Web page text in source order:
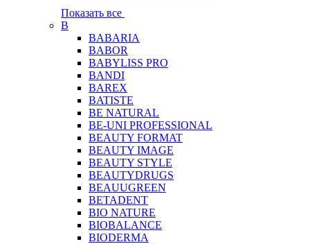
Показать все
B
BABARIA
BABOR
BABYLISS PRO
BANDI
BAREX
BATISTE
BE NATURAL
BE-UNI PROFESSIONAL
BEAUTY FORMAT
BEAUTY IMAGE
BEAUTY STYLE
BEAUTYDRUGS
BEAUUGREEN
BETADENT
BIO NATURE
BIOBALANCE
BIODERMA